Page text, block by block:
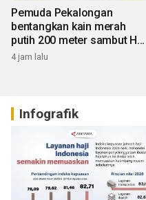
Pemuda Pekalongan
bentangkan kain merah
putih 200 meter sambut HUT
RI
4 jam lalu
Infografik